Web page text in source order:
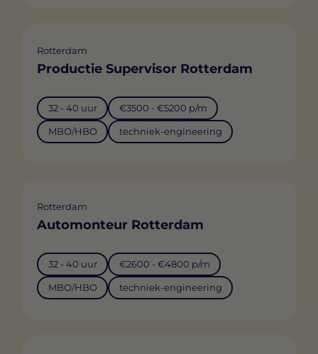
Rotterdam
Productie Supervisor Rotterdam
32 - 40 uur €3500 - €5200 p/m
MBO/HBO techniek-engineering
Rotterdam
Automonteur Rotterdam
32 - 40 uur €2600 - €4800 p/m
MBO/HBO techniek-engineering